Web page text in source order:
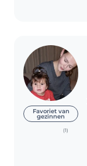
Favoriet van
gezinnen
(1)